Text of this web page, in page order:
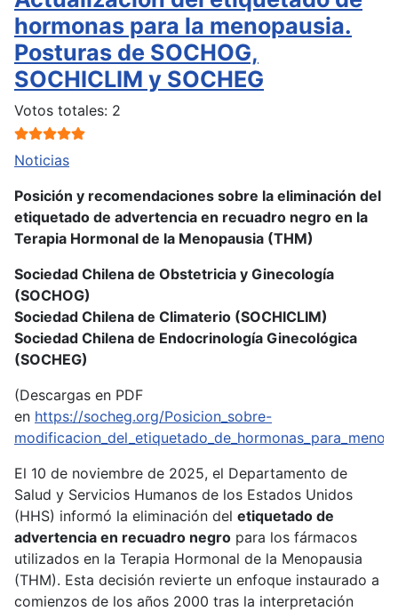
hormonas para la menopausia.
Posturas de SOCHOG,
SOCHICLIM y SOCHEG
Ratio: 5/5
Votos totales: 2
Noticias
Posición y recomendaciones sobre la eliminación del
etiquetado de advertencia en recuadro negro en la
Terapia Hormonal de la Menopausia (THM)
Sociedad Chilena de Obstetricia y Ginecología
(SOCHOG)
Sociedad Chilena de Climaterio (SOCHICLIM)
Sociedad Chilena de Endocrinología Ginecológica
(SOCHEG)
(Descargas en PDF
en https://socheg.org/Posicion_sobre-
El 10 de noviembre de 2025, el Departamento de
Salud y Servicios Humanos de los Estados Unidos
(HHS) informó la eliminación del etiquetado de
advertencia en recuadro negro para los fármacos
utilizados en la Terapia Hormonal de la Menopausia
(THM). Esta decisión revierte un enfoque instaurado a
comienzos de los años 2000 tras la interpretación